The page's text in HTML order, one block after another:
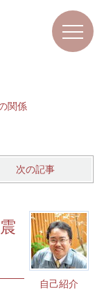
関係
次の記事
自己紹介